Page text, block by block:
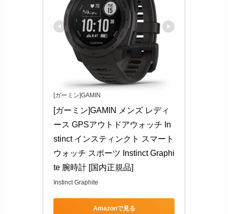
[ガーミン]GAMIN
[ガーミン]GAMIN メンズ レディ
ース GPSアウトドアウォッチ In
stinct インスティンクト スマート
ウォッチ スポーツ Instinct Graphi
te 腕時計 [国内正規品]
Instinct Graphite
Amazonで見る